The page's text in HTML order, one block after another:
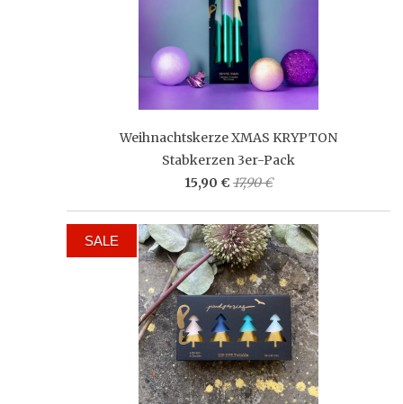
Weihnachtskerze XMAS KRYPTON
Stabkerzen 3er-Pack
15,90 € 17,90 €
SALE